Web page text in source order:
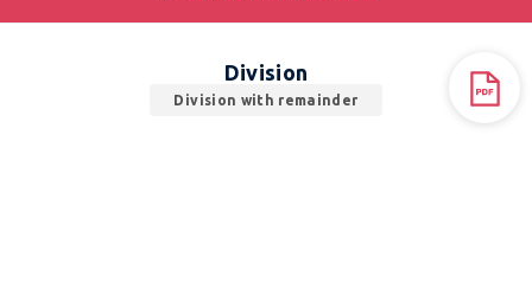
Division
Division with remainder